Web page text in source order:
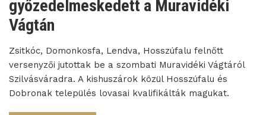
győzedelmeskedett a Muravidéki
Vágtán
Zsitkóc, Domonkosfa, Lendva, Hosszúfalu felnőtt
versenyzői jutottak be a szombati Muravidéki Vágtáról
Szilvásváradra. A kishuszárok közül Hosszúfalu és
Dobronak település lovasai kvalifikálták magukat.